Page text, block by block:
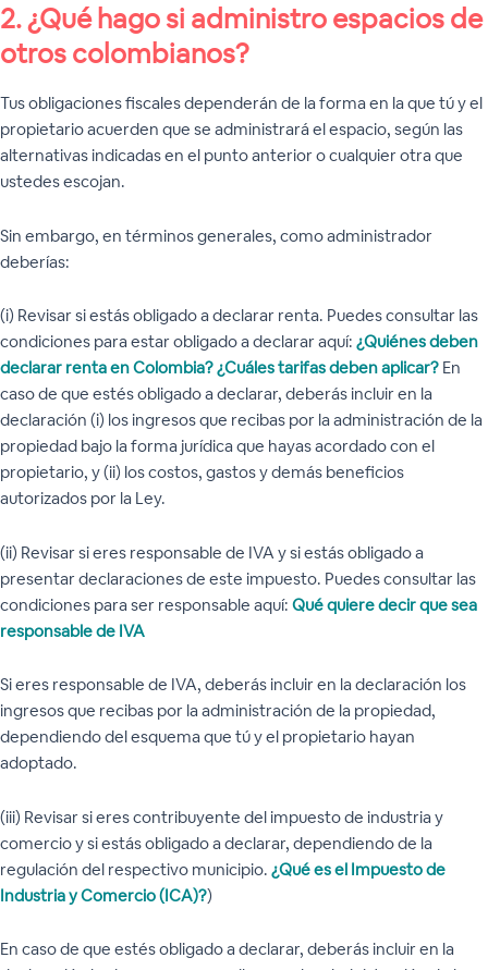
2. ¿Qué hago si administro espacios de
otros colombianos?
Tus obligaciones fiscales dependerán de la forma en la que tú y el
propietario acuerden que se administrará el espacio, según las
alternativas indicadas en el punto anterior o cualquier otra que
ustedes escojan.
Sin embargo, en términos generales, como administrador
deberías:
(i) Revisar si estás obligado a declarar renta. Puedes consultar las
condiciones para estar obligado a declarar aquí: ¿Quiénes deben
declarar renta en Colombia?¿Cuáles tarifas deben aplicar? En
caso de que estés obligado a declarar, deberás incluir en la
declaración (i) los ingresos que recibas por la administración de la
propiedad bajo la forma jurídica que hayas acordado con el
propietario, y (ii) los costos, gastos y demás beneficios
autorizados por la Ley.
(ii) Revisar si eres responsable de IVA y si estás obligado a
presentar declaraciones de este impuesto. Puedes consultar las
condiciones para ser responsable aquí: Qué quiere decir que sea
responsable de IVA
Si eres responsable de IVA, deberás incluir en la declaración los
ingresos que recibas por la administración de la propiedad,
dependiendo del esquema que tú y el propietario hayan
adoptado.
(iii) Revisar si eres contribuyente del impuesto de industria y
comercio y si estás obligado a declarar, dependiendo de la
regulación del respectivo municipio. ¿Qué es el Impuesto de
Industria y Comercio (ICA)?)
En caso de que estés obligado a declarar, deberás incluir en la